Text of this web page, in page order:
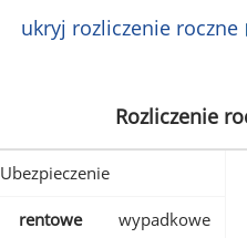
ukryj rozliczenie roczne
Rozliczenie
Ubezpieczenie
rentowe wypadkowe